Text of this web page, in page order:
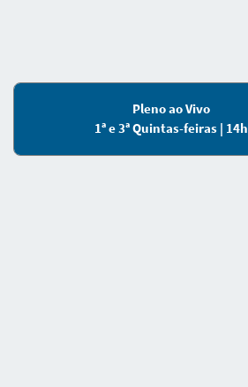
Pleno ao Vivo
1ª e 3ª Quintas-feiras | 14h